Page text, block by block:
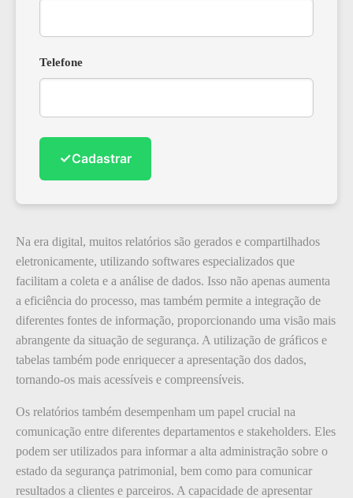
Telefone
✓Cadastrar
Na era digital, muitos relatórios são gerados e compartilhados
eletronicamente, utilizando softwares especializados que
facilitam a coleta e a análise de dados. Isso não apenas aumenta
a eficiência do processo, mas também permite a integração de
diferentes fontes de informação, proporcionando uma visão mais
abrangente da situação de segurança. A utilização de gráficos e
tabelas também pode enriquecer a apresentação dos dados,
tornando-os mais acessíveis e compreensíveis.
Os relatórios também desempenham um papel crucial na
comunicação entre diferentes departamentos e stakeholders. Eles
podem ser utilizados para informar a alta administração sobre o
estado da segurança patrimonial, bem como para comunicar
resultados a clientes e parceiros. A capacidade de apresentar